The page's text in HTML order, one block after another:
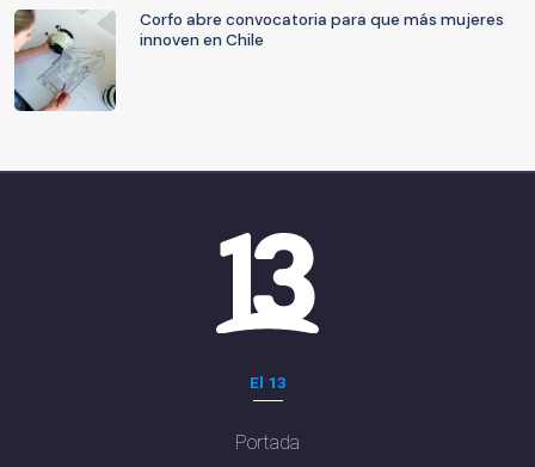
Corfo abre convocatoria para que más mujeres
innoven en Chile
El 13
Portada